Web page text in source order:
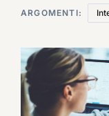
ARGOMENTI: